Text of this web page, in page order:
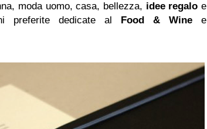
moda uomo, casa, bellezza, idee regalo e
preferite dedicate al Food & Wine e